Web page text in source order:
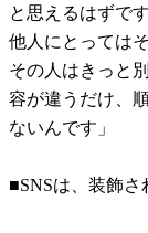
と思えるはずです
他人にとっては
その人はきっと
容が違うだけ、
ないんです」
■SNSは、装飾